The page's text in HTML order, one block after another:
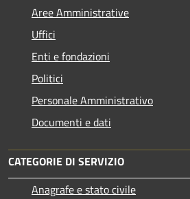
Aree Amministrative
Uffici
Enti e fondazioni
Politici
Personale Amministrativo
Documenti e dati
CATEGORIE DI SERVIZIO
Anagrafe e stato civile